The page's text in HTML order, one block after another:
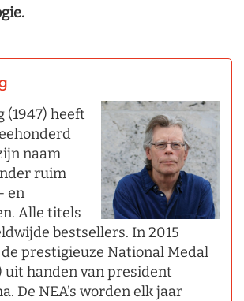
(1947) heeft
naam
ruim
en
Alle titels
bestsellers. In 2015
prestigieuze National Medal
uit handen van president
De NEA’s worden elk jaar